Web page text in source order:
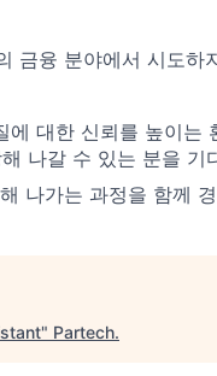
금융 분야에서 시도하
에 대한 신뢰를 높이는
나갈 수 있는 분을 기
나가는 과정을 함께
" Partech.